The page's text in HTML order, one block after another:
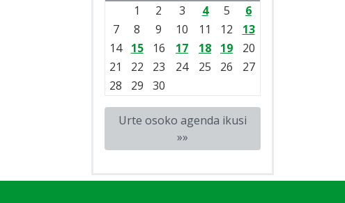
1
2 3 4 5
6
7
8 9 10 11 12
13
14
15 16 17 18 19
20
21
22 23 24 25 26
27
28
29 30
Urte osoko agenda ikusi
»»